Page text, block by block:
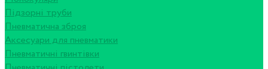
Підзорні труби
Пневматична зброя
Аксесуари для пневматики
Пневматичні гвинтівки